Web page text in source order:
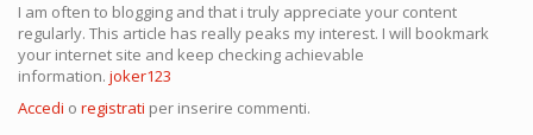
I am often to blogging and that i truly appreciate your content
regularly. This article has really peaks my interest. I will bookmark
your internet site and keep checking achievable
information. joker123
Accedi o registrati per inserire commenti.